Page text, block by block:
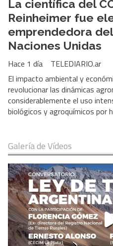
La científica del
Reinheimer fue
emprendedora
Naciones Unidas
TELEDIARIO.ar
Hace 1 día
El impacto ambiental y
revolucionar las dinámicas
considerablemente el uso
biológicos y agroquímicos por
Galería de Vídeos